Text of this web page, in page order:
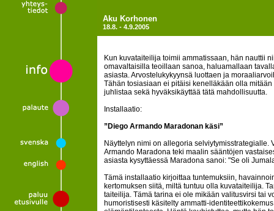
Aku Korhonen
18.8. - 4.9.2005
Kun kuvataiteilija toimii ammatissaan, hän nauttii
omavaltaisilla teoillaan sanoa, haluamallaan
asiasta. Arvostelukykyynsä luottaen ja
Tähän tosiasiaan ei pitäisi kenelläkään olla
juhlistaa sekä hyväksikäyttää tätä mahdollisuutta.
Installaatio:
”Diego Armando Maradonan käsi”
Näyttelyn nimi on allegoria
Armando Maradona teki maalin sääntöjen
asiasta kysyttäessä Maradona sanoi: "Se oli
Tämä installaatio kirjoittaa tuntemuksiin,
kertomuksen siitä, miltä tuntuu olla kuvataiteilija.
taiteilija. Tämä tarina ei ole mikään valitusvirsi tai
humoristisesti käsitelty ammatti-